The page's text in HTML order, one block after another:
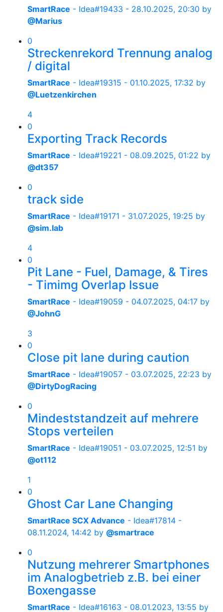
SmartRace - Idea#19433 - 28.10.2025, 20:30 by
@Marius
0
Streckenrekord Trennung analog
/ digital
SmartRace - Idea#19315 - 01.10.2025, 17:32 by
@Luetzenkirchen
4
0
Exporting Track Records
SmartRace - Idea#19221 - 08.09.2025, 01:22 by
@dt357
0
track side
SmartRace - Idea#19171 - 31.07.2025, 19:25 by
@sim.lab
4
0
Pit Lane - Fuel, Damage, & Tires
- Timimg Overlap Issue
SmartRace - Idea#19059 - 04.07.2025, 04:17 by
@JohnG
3
0
Close pit lane during caution
SmartRace - Idea#19057 - 03.07.2025, 22:23 by
@DirtyDogRacing
0
Mindeststandzeit auf mehrere
Stops verteilen
SmartRace - Idea#19051 - 03.07.2025, 12:51 by
@ot112
1
0
Ghost Car Lane Changing
SmartRace SCX Advance - Idea#17814 -
08.11.2024, 14:42 by @smartrace
0
Nutzung mehrerer Smartphones
im Analogbetrieb z.B. bei einer
Boxengasse
SmartRace - Idea#16163 - 08.01.2023, 13:55 by